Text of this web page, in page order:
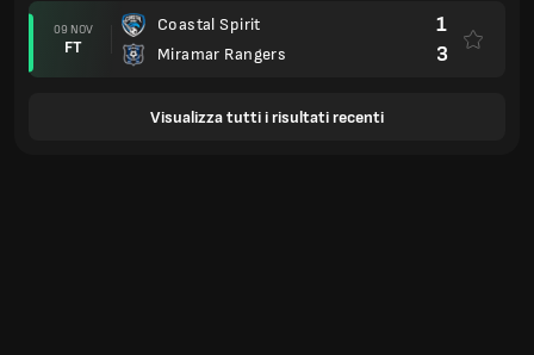
09 NOV
FT
Coastal Spirit
Miramar Rangers
1
3
Visualizza tutti i risultati recenti